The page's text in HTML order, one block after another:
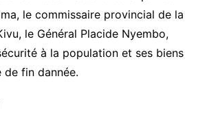
le commissaire provincial de la
le Général Placide Nyembo,
à la population et ses biens
fin dannée.